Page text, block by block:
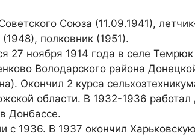
Союза (11.09.1941),
(1948), полковник (1951).
27 ноября 1914 года в селе
Володарского района
Окончил 2 курса
области. В 1932-1936 работал
Донбассе.
с 1936. В 1937 окончил